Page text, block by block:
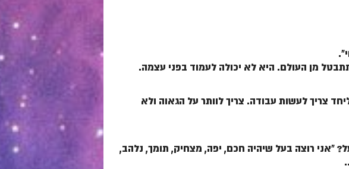
מן העולם. היא לא יכולה לעמוד בפני עצמה.
צריך לעשות עבודה. צריך לוותר על הגאוה ולא
"אני רוצה בעל שיהיה חכם, יפה, מצחיק, תומך, נלהב,